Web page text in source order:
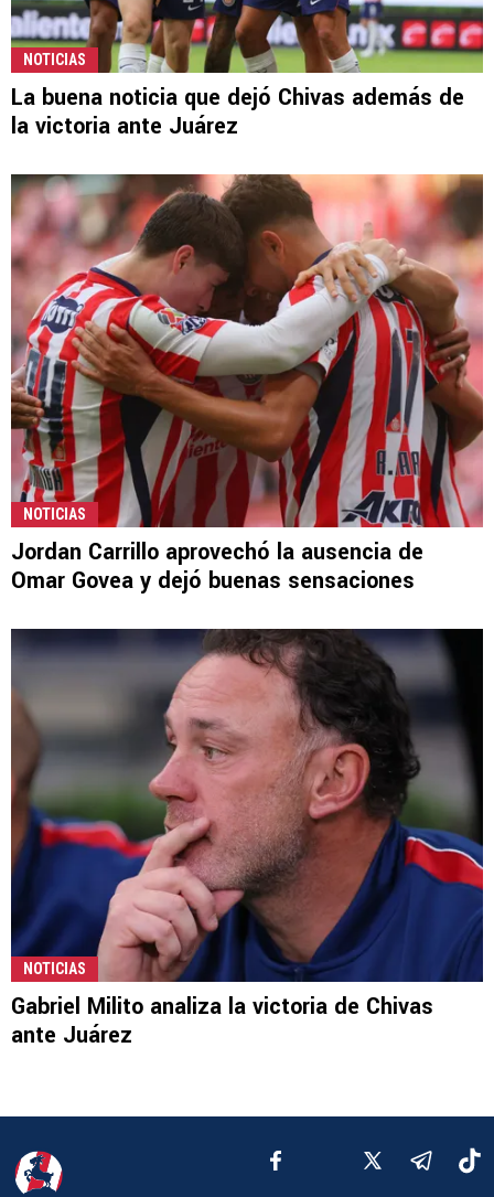
NOTICIAS
La buena noticia que dejó Chivas además de
la victoria ante Juárez
NOTICIAS
Jordan Carrillo aprovechó la ausencia de
Omar Govea y dejó buenas sensaciones
NOTICIAS
Gabriel Milito analiza la victoria de Chivas
ante Juárez